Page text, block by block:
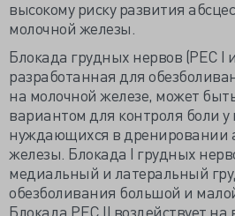
высокому риску развития
молочной железы.
Блокада грудных нервов (PЕС I
разработанная для
на молочной железе, может
вариантом для контроля боли у
нуждающихся в дренировании
железы. Блокада I грудных
медиальный и латеральный
обезболивания большой и
Блокада PEC II воздействует на